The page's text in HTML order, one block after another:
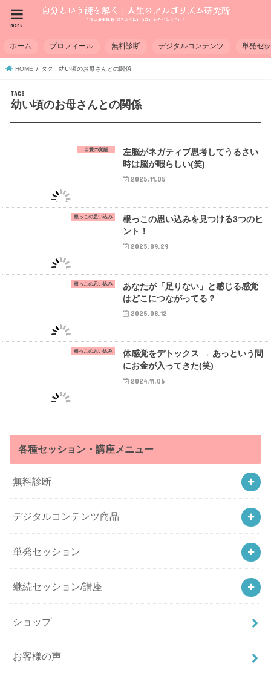
menu
ホーム プロフィール 無料診断 デジタルコンテンツ 単発セ
HOME タグ : 幼い頃のお母さんとの関係
幼い頃のお母さんとの関係
自愛の覚醒
左脳がネガティブ思考してうるさい
時は脳が暇らしい(笑)
2025.11.05
根っこの思い込み
根っこの思い込みを見つける3つのヒ
ント！
2025.09.29
根っこの思い込み
あなたが「足りない」と感じる感覚
はどこにつながってる？
2025.08.12
根っこの思い込み
体感覚をデトックス → あっという間
にお金が入ってきた(笑)
2024.11.06
各種セッション・講座メニュー
無料診断
デジタルコンテンツ商品
単発セッション
継続セッション/講座
ショップ
お客様の声